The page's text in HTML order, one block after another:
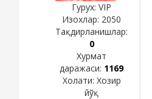
Гурух: VIP
Изохлар: 2050
Тақдирланишлар:
0
Хурмат
даражаси: 1169
Холати: Хозир
йўқ